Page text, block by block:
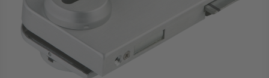
für Kategorie Aussenverglasung
für Kategorie Angebote anzeigen